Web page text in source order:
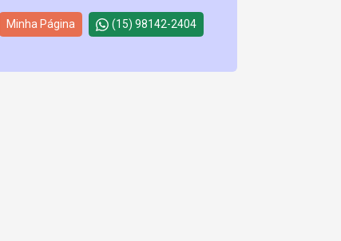
Minha Página (15) 98142-2404